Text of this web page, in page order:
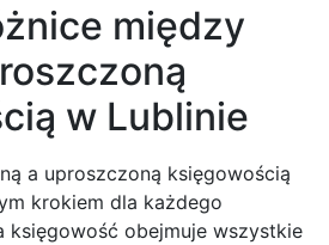
między
w Lublinie
a uproszczoną księgowością
krokiem dla każdego
księgowość obejmuje wszystkie